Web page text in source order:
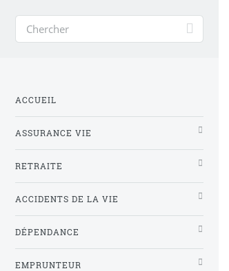
ACCUEIL
ASSURANCE VIE
RETRAITE
ACCIDENTS DE LA VIE
DÉPENDANCE
EMPRUNTEUR